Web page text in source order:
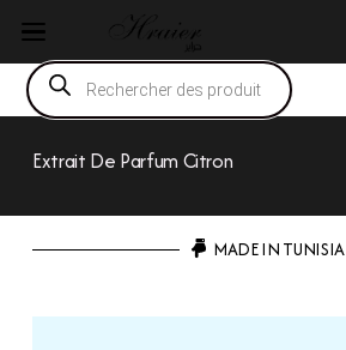
Recherche
de
produits
Extrait De Parfum Citron
MADE IN TUNISIA